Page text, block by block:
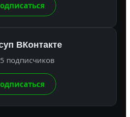
ВКонтакте
подписчиков